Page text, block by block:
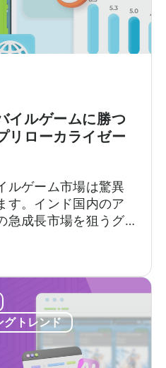
イルゲームに勝つ
リローカライゼー
ルゲーム市場は驚異
す。インド国内のア
急成長市場を狙うグ
ョンと消費者動向
グトレンド